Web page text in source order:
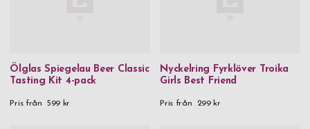
Ölglas Spiegelau Beer Classic
Tasting Kit 4-pack
Pris från 599 kr
Nyckelring Fyrklöver Troika
Girls Best Friend
Pris från 299 kr